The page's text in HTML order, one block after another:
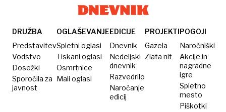
DRUŽBA
Predstavitev
Vodstvo
Dosežki
Sporočila za
javnost
OGLAŠEVANJE
Spletni oglasi
Tiskani oglasi
Osmrtnice
Mali oglasi
EDICIJE
Dnevnik
Nedeljski
dnevnik
Razvedrilo
Naročanje
edicij
PROJEKTI
Gazela
Zlata nit
POGOJI
Naročniški
Akcije in
nagradne
igre
Spletno
mesto
Piškotki